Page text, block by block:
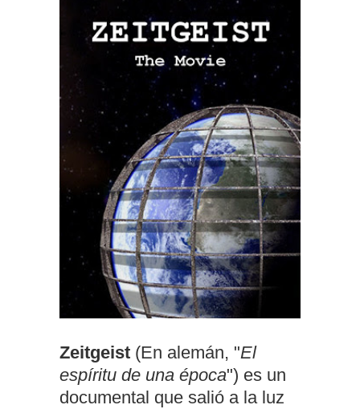
Zeitgeist (En alemán, "El
espíritu de una época") es un
documental que salió a la luz